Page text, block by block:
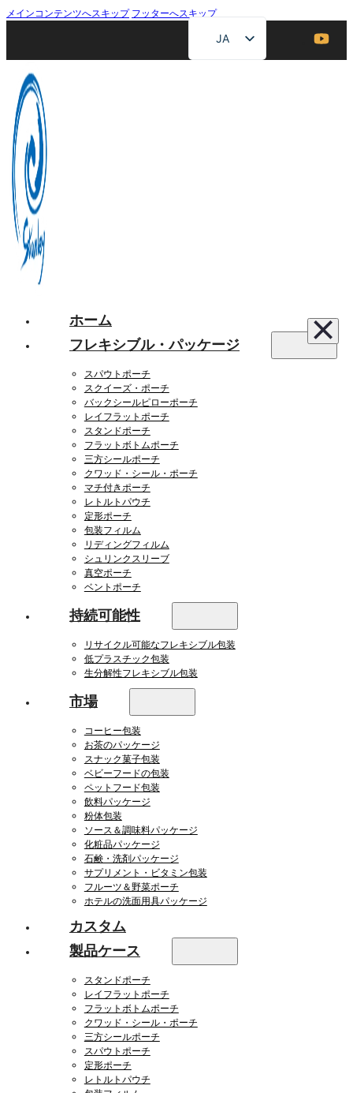
メインコンテンツへスキップ フッターへスキップ
JA
EN
ホーム
フレキシブル・パッケージ
スパウトポーチ
スクイーズ・ポーチ
バックシールピローポーチ
レイフラットポーチ
スタンドポーチ
フラットボトムポーチ
三方シールポーチ
クワッド・シール・ポーチ
マチ付きポーチ
レトルトパウチ
定形ポーチ
包装フィルム
リディングフィルム
シュリンクスリーブ
真空ポーチ
ベントポーチ
持続可能性
リサイクル可能なフレキシブル包装
低プラスチック包装
生分解性フレキシブル包装
市場
コーヒー包装
お茶のパッケージ
スナック菓子包装
ベビーフードの包装
ペットフード包装
飲料パッケージ
粉体包装
ソース＆調味料パッケージ
化粧品パッケージ
石鹸・洗剤パッケージ
サプリメント・ビタミン包装
フルーツ＆野菜ポーチ
ホテルの洗面用具パッケージ
カスタム
製品ケース
スタンドポーチ
レイフラットポーチ
フラットボトムポーチ
クワッド・シール・ポーチ
三方シールポーチ
スパウトポーチ
定形ポーチ
レトルトパウチ